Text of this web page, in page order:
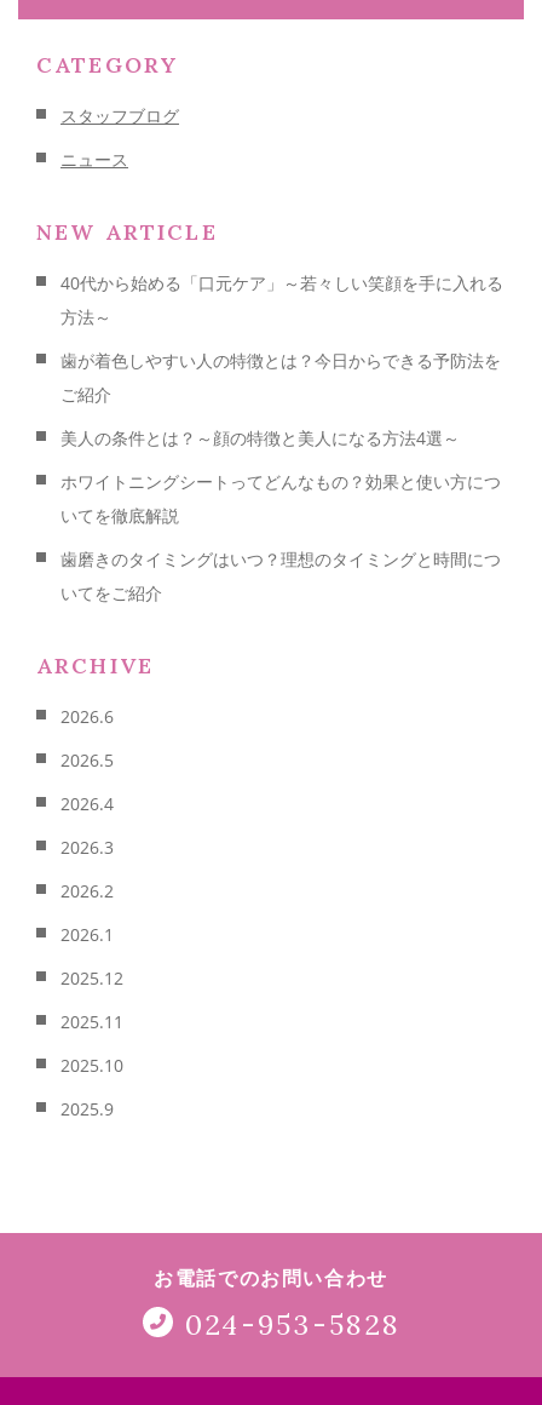
CATEGORY
スタッフブログ
ニュース
NEW ARTICLE
40代から始める「口元ケア」～若々しい笑顔を手に入れる
方法～
歯が着色しやすい人の特徴とは？今日からできる予防法を
ご紹介
美人の条件とは？～顔の特徴と美人になる方法4選～
ホワイトニングシートってどんなもの？効果と使い方につ
いてを徹底解説
歯磨きのタイミングはいつ？理想のタイミングと時間につ
いてをご紹介
ARCHIVE
2026.6
2026.5
2026.4
2026.3
2026.2
2026.1
2025.12
2025.11
2025.10
2025.9
お電話でのお問い合わせ
024-953-5828